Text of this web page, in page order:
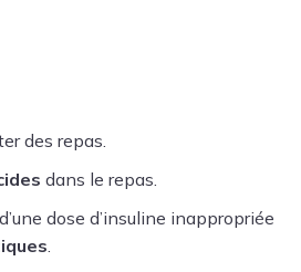
des repas.
dans le repas.
dose d’insuline inappropriée
.